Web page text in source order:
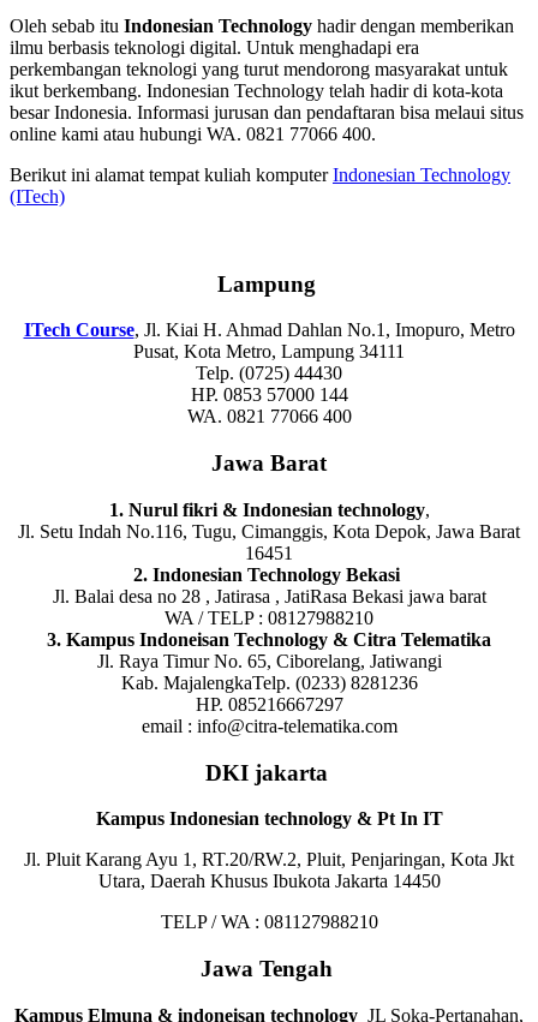
Oleh sebab itu Indonesian Technology hadir dengan memberikan
ilmu berbasis teknologi digital. Untuk menghadapi era
perkembangan teknologi yang turut mendorong masyarakat untuk
ikut berkembang. Indonesian Technology telah hadir di kota-kota
besar Indonesia. Informasi jurusan dan pendaftaran bisa melaui situs
online kami atau hubungi WA. 0821 77066 400.
Berikut ini alamat tempat kuliah komputerIndonesian Technology
(ITech)
Lampung
ITech Course, Jl. Kiai H. Ahmad Dahlan No.1, Imopuro, Metro
Pusat, Kota Metro, Lampung 34111
Telp. (0725) 44430
HP. 0853 57000 144
WA. 0821 77066 400
Jawa Barat
1. Nurul fikri & Indonesian technology,
Jl. Setu Indah No.116, Tugu, Cimanggis, Kota Depok, Jawa Barat
16451
2. Indonesian Technology Bekasi
Jl. Balai desa no 28 , Jatirasa , JatiRasa Bekasi jawa barat
WA / TELP : 08127988210
3. Kampus Indoneisan Technology & Citra Telematika
Jl. Raya Timur No. 65, Ciborelang, Jatiwangi
Kab. MajalengkaTelp. (0233) 8281236
HP. 085216667297
email : info@citra-telematika.com
DKI jakarta
Kampus Indonesian technology & Pt In IT
Jl. Pluit Karang Ayu 1, RT.20/RW.2, Pluit, Penjaringan, Kota Jkt
Utara, Daerah Khusus Ibukota Jakarta 14450
TELP / WA : 081127988210
Jawa Tengah
Kampus Elmuna & indoneisan technology JL Soka-Pertanahan,